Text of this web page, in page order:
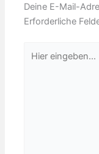
Deine E-Mail-
Erforderliche
eingeben…